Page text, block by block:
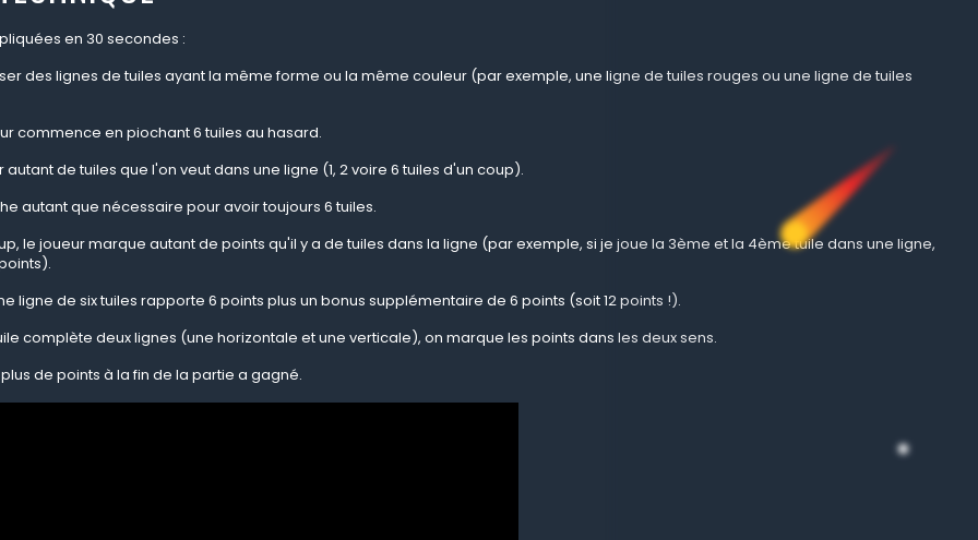
en 30 secondes :
des lignes de tuiles ayant la même forme ou la même couleur (par exemple, une ligne de tuiles rouges ou une ligne de tuiles
commence en piochant 6 tuiles au hasard.
autant de tuiles que l'on veut dans une ligne (1, 2 voire 6 tuiles d'un coup).
autant que nécessaire pour avoir toujours 6 tuiles.
le joueur marque autant de points qu'il y a de tuiles dans la ligne (par exemple, si je joue la 3ème et la 4ème tuile dans une ligne,
ligne de six tuiles rapporte 6 points plus un bonus supplémentaire de 6 points (soit 12 points !).
complète deux lignes (une horizontale et une verticale), on marque les points dans les deux sens.
de points à la fin de la partie a gagné.